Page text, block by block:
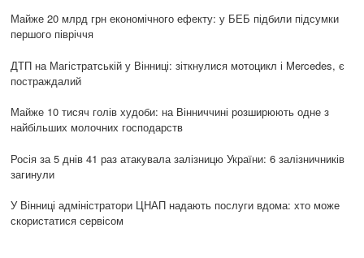
Майже 20 млрд грн економічного ефекту: у БЕБ підбили підсумки
першого півріччя
ДТП на Магістратській у Вінниці: зіткнулися мотоцикл і Mercedes, є
постраждалий
Майже 10 тисяч голів худоби: на Вінниччині розширюють одне з
найбільших молочних господарств
Росія за 5 днів 41 раз атакувала залізницю України: 6 залізничників
загинули
У Вінниці адміністратори ЦНАП надають послуги вдома: хто може
скористатися сервісом